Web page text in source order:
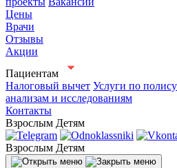
Цены
Врачи
Отзывы
Акции
Пациентам
Налоговый вычет Услуги по
анализам и исследованиям
Контакты
Взрослым Детям
Взрослым Детям